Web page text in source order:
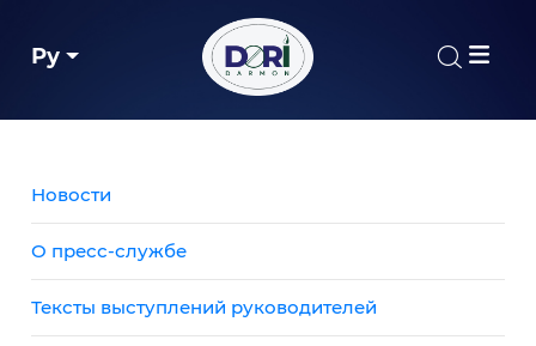
Ру
Новости
О пресс-службе
Тексты выступлений руководителей